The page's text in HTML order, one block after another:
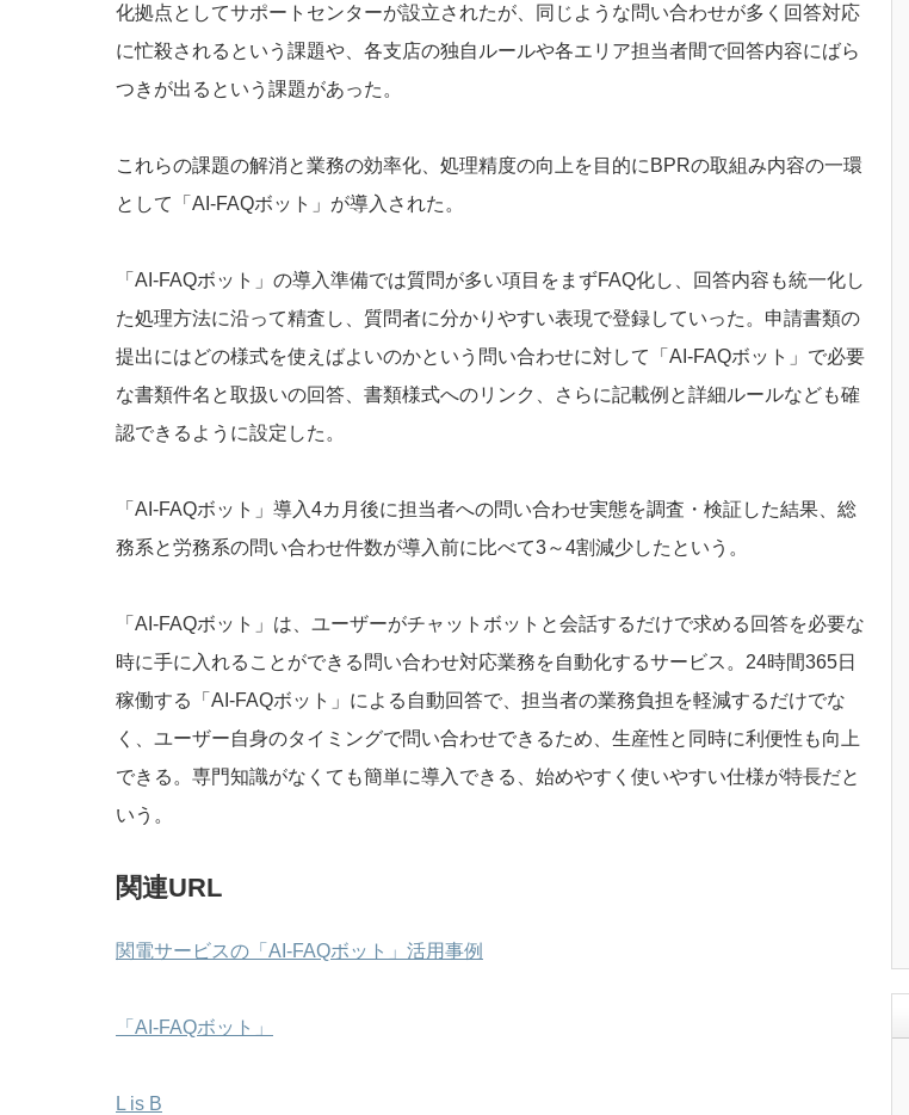
化拠点としてサポートセンターが設立されたが、同じような問い合わせが多く回答対応
に忙殺されるという課題や、各支店の独自ルールや各エリア担当者間で回答内容にばら
つきが出るという課題があった。
これらの課題の解消と業務の効率化、処理精度の向上を目的にBPRの取組み内容の一環
として「AI-FAQボット」が導入された。
「AI-FAQボット」の導入準備では質問が多い項目をまずFAQ化し、回答内容も統一化し
た処理方法に沿って精査し、質問者に分かりやすい表現で登録していった。申請書類の
提出にはどの様式を使えばよいのかという問い合わせに対して「AI-FAQボット」で必要
な書類件名と取扱いの回答、書類様式へのリンク、さらに記載例と詳細ルールなども確
認できるように設定した。
「AI-FAQボット」導入4カ月後に担当者への問い合わせ実態を調査・検証した結果、総
務系と労務系の問い合わせ件数が導入前に比べて3～4割減少したという。
「AI-FAQボット」は、ユーザーがチャットボットと会話するだけで求める回答を必要な
時に手に入れることができる問い合わせ対応業務を自動化するサービス。24時間365日
稼働する「AI-FAQボット」による自動回答で、担当者の業務負担を軽減するだけでな
く、ユーザー自身のタイミングで問い合わせできるため、生産性と同時に利便性も向上
できる。専門知識がなくても簡単に導入できる、始めやすく使いやすい仕様が特長だと
いう。
関連URL
関電サービスの「AI-FAQボット」活用事例
「AI-FAQボット」
L is B